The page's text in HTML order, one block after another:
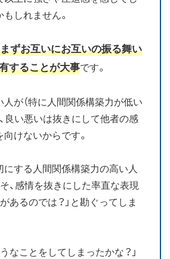
しれません。
まずお互いにお互いの振る舞い
することが大事です。
が（特に人間関係構築力が低い
良い悪いは抜きにして他者の感
けないからです。
する人間関係構築力の高い人
、感情を抜きにした率直な表現
あるのでは？」と勘ぐってしま
なことをしてしまったかな？」